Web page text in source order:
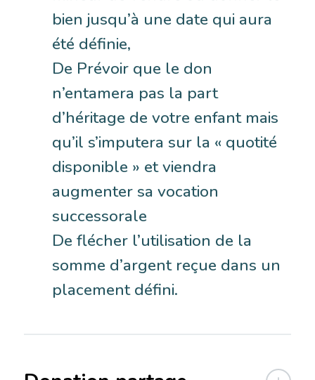
bien jusqu’à une date qui aura
été définie,
De Prévoir que le don
n’entamera pas la part
d’héritage de votre enfant mais
qu’il s’imputera sur la « quotité
disponible » et viendra
augmenter sa vocation
successorale
De flécher l’utilisation de la
somme d’argent reçue dans un
placement défini.